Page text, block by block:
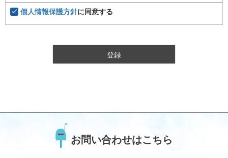
個人情報保護方針に同意する
登録
お問い合わせはこちら